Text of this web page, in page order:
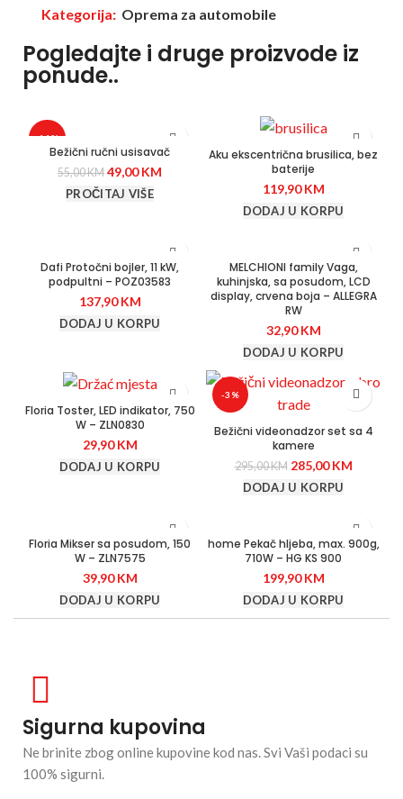
Kategorija: Oprema za automobile
Pogledajte i druge proizvode iz
ponude..
-11%
Bežični ručni usisavač
55,00KM 49,00KM
PROČITAJ VIŠE
Aku ekscentrična brusilica, bez
baterije
119,90KM
DODAJ U KORPU
Dafi Protočni bojler, 11 kW,
podpultni – POZ03583
137,90KM
DODAJ U KORPU
MELCHIONI family Vaga,
kuhinjska, sa posudom, LCD
display, crvena boja – ALLEGRA
RW
32,90KM
DODAJ U KORPU
Floria Toster, LED indikator, 750
W – ZLN0830
29,90KM
DODAJ U KORPU
-3%
Bežični videonadzor set sa 4
kamere
295,00KM 285,00KM
DODAJ U KORPU
Floria Mikser sa posudom, 150
W – ZLN7575
39,90KM
DODAJ U KORPU
home Pekač hljeba, max. 900g,
710W – HG KS 900
199,90KM
DODAJ U KORPU
Sigurna kupovina
Ne brinite zbog online kupovine kod nas. Svi Vaši podaci su
100% sigurni.